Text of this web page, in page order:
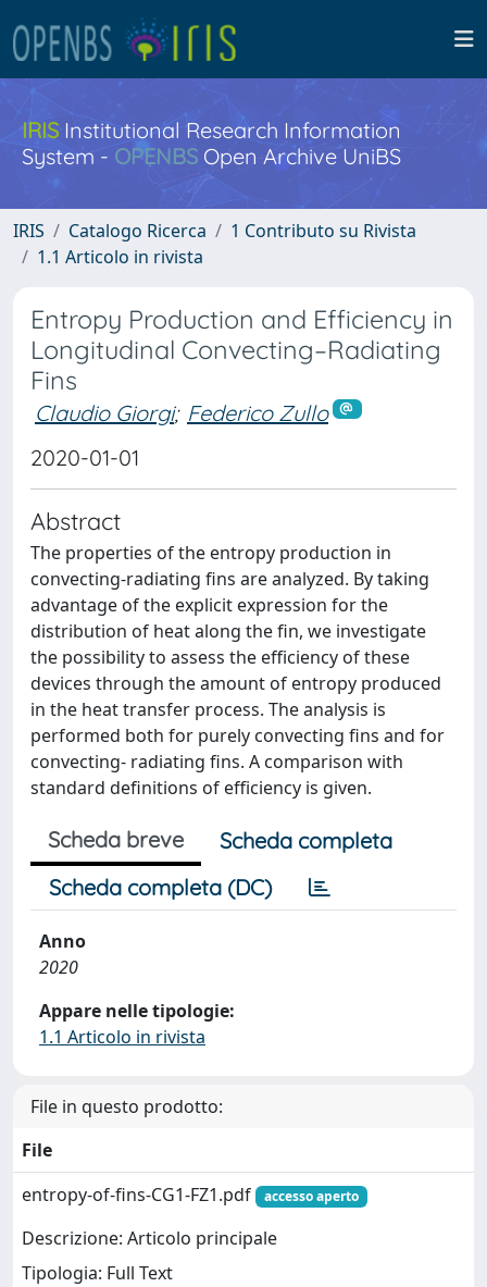
IRISInstitutional Research Information
System - OPENBS Open Archive UniBS
IRIS Catalogo Ricerca
1 Contributo su Rivista
1.1 Articolo in rivista
Entropy Production and Efficiency in
Longitudinal Convecting–Radiating
Fins
Claudio Giorgi; Federico Zullo
2020-01-01
Abstract
The properties of the entropy production in
convecting-radiating fins are analyzed. By taking
advantage of the explicit expression for the
distribution of heat along the fin, we investigate
the possibility to assess the efficiency of these
devices through the amount of entropy produced
in the heat transfer process. The analysis is
performed both for purely convecting fins and for
convecting- radiating fins. A comparison with
standard definitions of efficiency is given.
Scheda breve
Scheda completa
Scheda completa (DC)
Anno
2020
Appare nelle tipologie:
1.1 Articolo in rivista
File in questo prodotto:
File
entropy-of-fins-CG1-FZ1.pdf
accesso aperto
Descrizione: Articolo principale
Tipologia: Full Text